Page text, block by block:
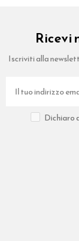
Ricevi
Iscriviti alla
Dichiaro